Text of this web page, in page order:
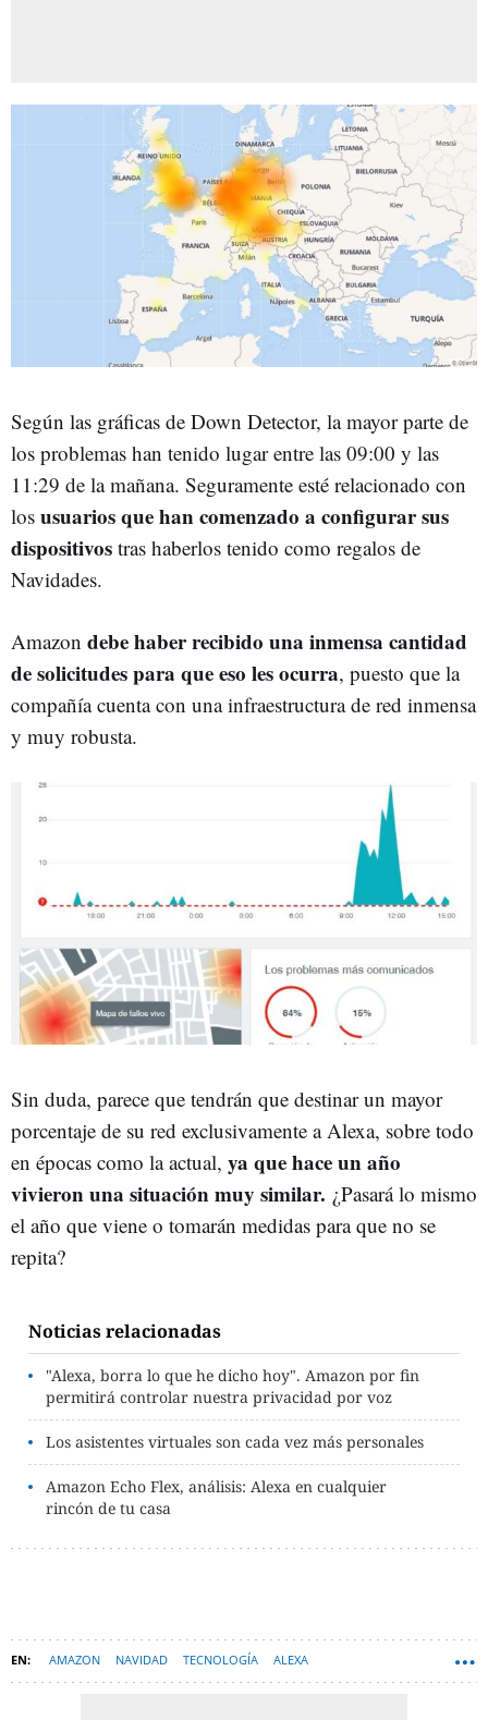
Según las gráficas de Down Detector, la mayor parte de
los problemas han tenido lugar entre las 09:00 y las
11:29 de la mañana. Seguramente esté relacionado con
los usuarios que han comenzado a configurar sus
dispositivos tras haberlos tenido como regalos de
Navidades.
Amazon debe haber recibido una inmensa cantidad
de solicitudes para que eso les ocurra, puesto que la
compañía cuenta con una infraestructura de red inmensa
y muy robusta.
Sin duda, parece que tendrán que destinar un mayor
porcentaje de su red exclusivamente a Alexa, sobre todo
en épocas como la actual, ya que hace un año
vivieron una situación muy similar. ¿Pasará lo mismo
el año que viene o tomarán medidas para que no se
repita?
Noticias relacionadas
"Alexa, borra lo que he dicho hoy". Amazon por fin
permitirá controlar nuestra privacidad por voz
Los asistentes virtuales son cada vez más personales
Amazon Echo Flex, análisis: Alexa en cualquier
rincón de tu casa
AMAZON NAVIDAD TECNOLOGÍA ALEXA